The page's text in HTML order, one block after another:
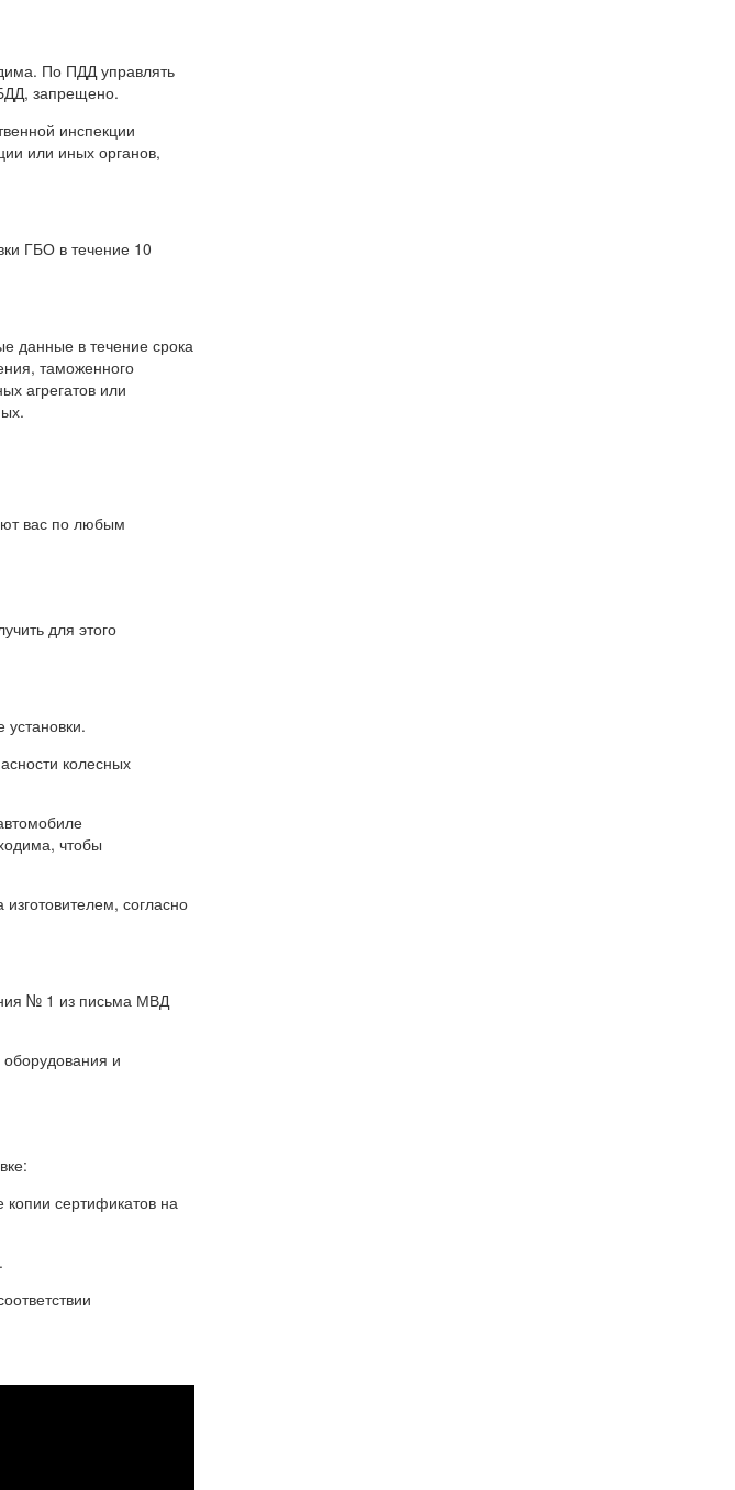
По ПДД управлять
запрещено.
инспекции
или иных органов,
ГБО в течение 10
данные в течение срока
таможенного
агрегатов или
вас по любым
для этого
колесных
чтобы
согласно
№ 1 из письма МВД
и
сертификатов на